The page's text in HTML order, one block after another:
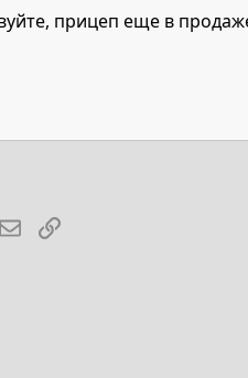
прицеп еще в
Электронная почта
Ссылка